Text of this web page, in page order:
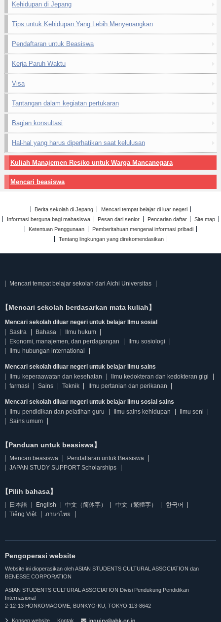
Kehidupan di Jepang
Tips untuk Kehidupan Yang Lebih Menyenangkan
Pendaftaran untuk Beasiswa
Kerja Paruh Waktu
Visa
Tantangan dalam kegiatan pertukaran
Bagian konsultasi
Hal-hal yang harus diperhatikan saat kelulusan
Kuliah Manajemen Resiko untuk Warga Mancanegara
Mencari beasiswa
Berita sekolah di Jepang
Mencari tempat belajar di luar negeri
Informasi berguna bagi mahasiswa
Pesan dari senior Pencarian daftar
Site map
Ketentuan Penggunaan
Pemberitahuan mengenai informasi pribadi
Tentang lingkungan yang direkomendasikan
Mencari tempat belajar sekolah dari Aichi Universitas
【Mencari sekolah berdasarkan mata kuliah】
Mencari sekolah diluar negeri untuk belajar Ilmu sosial
Sastra
Bahasa
Ilmu hukum
Ekonomi, manajemen, dan perdagangan
Ilmu sosiologi
Ilmu hubungan international
Mencari sekolah diluar negeri untuk belajar Ilmu sains
Ilmu keperaawatan dan kesehatan
Ilmu kedokteran dan kedokteran gigi
farmasi
Sains Teknik Ilmu pertanian dan perikanan
Mencari sekolah diluar negeri untuk belajar Ilmu sosial sains
Ilmu pendidikan dan pelatihan guru
Ilmu sains kehidupan
Ilmu seni
Sains umum
【Panduan untuk beasiswa】
Mencari beasiswa
Pendaftaran untuk Beasiswa
JAPAN STUDY SUPPORT Scholarships
【Pilih bahasa】
日本語 English 中文（简体字） 中文（繁體字）
한국어
Tiếng Việt
ภาษาไทย
Pengoperasi website
Website ini dioperasikan oleh ASIAN STUDENTS CULTURAL ASSOCIATION dan
BENESSE CORPORATION
ASIAN STUDENTS CULTURAL ASSOCIATION Divisi Pendukung Pendidikan
Internasional
2-12-13 HONKOMAGOME, BUNKYO-KU, TOKYO 113-8642
Konsep website Kontak